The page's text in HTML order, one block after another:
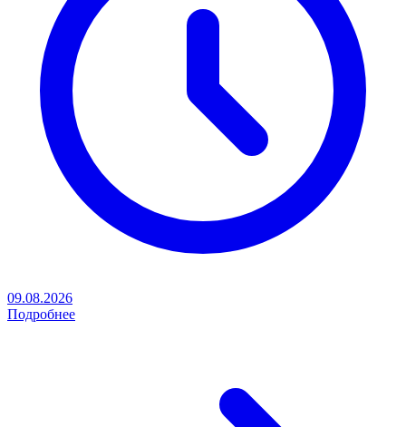
09.08.2026
Подробнее